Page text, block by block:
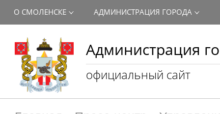
Администрация
официальный сайт
О СМОЛЕНСКЕ АДМИНИСТРАЦИЯ ГОРОДА